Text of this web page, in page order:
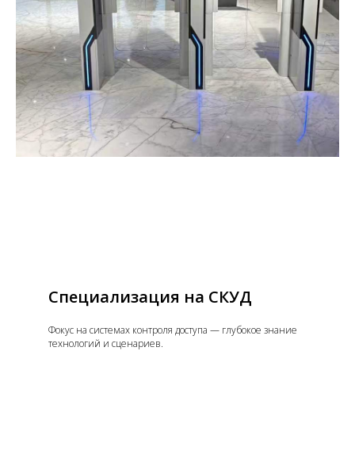
Специализация на СКУД
Фокус на системах контроля доступа — глубокое знание
технологий и сценариев.